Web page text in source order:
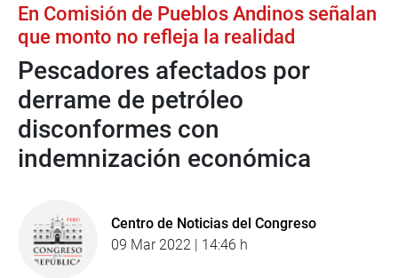
En Comisión de Pueblos Andinos señalan
que monto no refleja la realidad
Pescadores afectados por
derrame de petróleo
disconformes con
indemnización económica
Centro de Noticias del Congreso
09 Mar 2022 | 14:46 h